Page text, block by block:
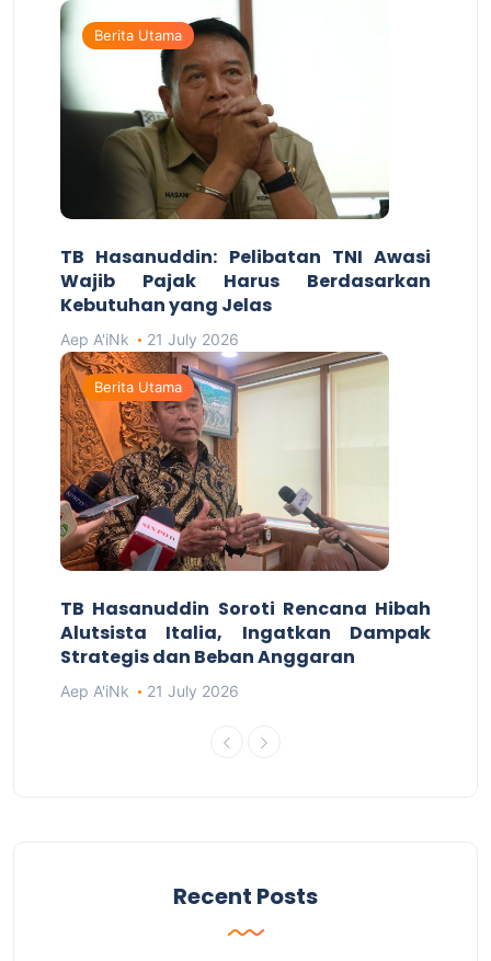
Berita Utama
TB Hasanuddin: Pelibatan TNI Awasi
Wajib Pajak Harus Berdasarkan
Kebutuhan yang Jelas
Aep A'iNk 21 July 2026
Berita Utama
TB Hasanuddin Soroti Rencana Hibah
Alutsista Italia, Ingatkan Dampak
Strategis dan Beban Anggaran
Aep A'iNk 21 July 2026
Recent Posts